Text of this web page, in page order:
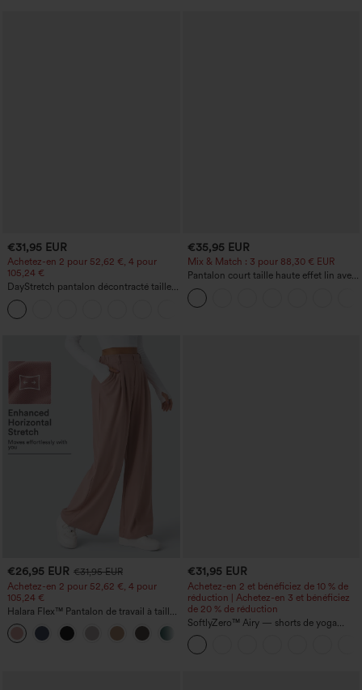
€31,95 EUR
Achetez-en 2 pour 52,62 €, 4 pour
105,24 €
DayStretch pantalon décontracté taille
haute avec poches et coupe droite
€35,95 EUR
Mix & Match : 3 pour 88,30 € EUR
Pantalon court taille haute effet lin avec
poche zippée
€26,95 EUR €31,95 EUR
Achetez-en 2 pour 52,62 €, 4 pour
105,24 €
Halara Flex™ Pantalon de travail à taille
haute, jambe large, avec poches, en
maille gaufrée
€31,95 EUR
Achetez-en 2 et bénéficiez de 10 % de
réduction | Achetez-en 3 et bénéficiez
de 20 % de réduction
SoftlyZero™ Airy — shorts de yoga
super taille haute 2-en-1 InstantCool
avec poches